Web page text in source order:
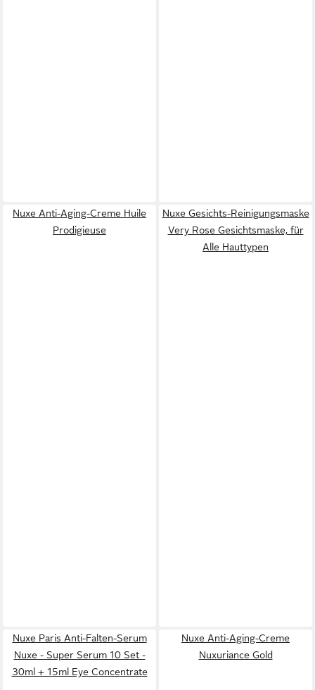
Nuxe Anti-Aging-Creme Huile
Prodigieuse
Nuxe Gesichts-Reinigungsmaske
Very Rose Gesichtsmaske, für
Alle Hauttypen
Nuxe Paris Anti-Falten-Serum
Nuxe - Super Serum 10 Set -
30ml + 15ml Eye Concentrate
Nuxe Anti-Aging-Creme
Nuxuriance Gold